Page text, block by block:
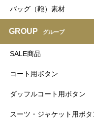
バッグ（鞄）素材
GROUP グループ
SALE商品
コート用ボタン
ダッフルコート用ボタン
スーツ・ジャケット用ボタ